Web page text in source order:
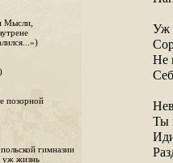
Мысли,
позорной
гимназии
уж жизнь
Уж
Не
Ты